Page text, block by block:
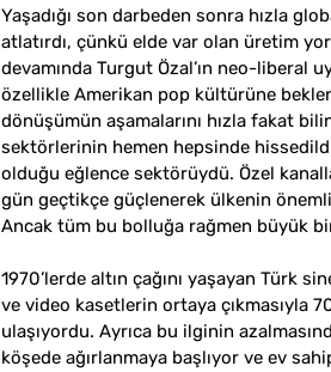
Yaşadığı son darbeden sonra hızla
atlatırdı, çünkü elde var olan üretim
devamında Turgut Özal’ın neo-liberal
özellikle Amerikan pop kültürüne
dönüşümün aşamalarını hızla fakat
sektörlerinin hemen hepsinde
olduğu eğlence sektörüydü. Özel
gün geçtikçe güçlenerek ülkenin
Ancak tüm bu bolluğa rağmen büyük
1970’lerde altın çağını yaşayan Türk
ve video kasetlerin ortaya çıkmasıyla
ulaşıyordu. Ayrıca bu ilginin
köşede ağırlanmaya başlıyor ve ev